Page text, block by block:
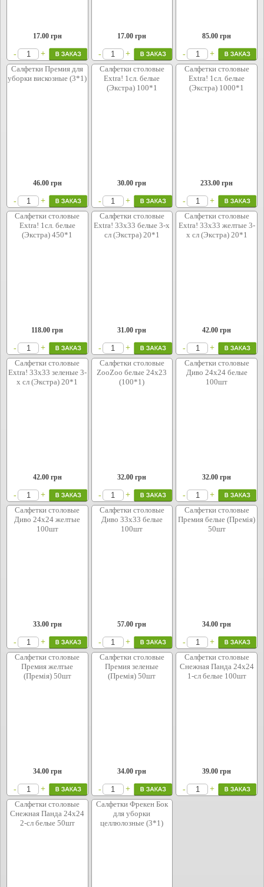
17.00грн
- +
17.00 грн
- +
85.00 грн
-
+
Салфетки Премия для
уборки вискозные (3*1)
46.00грн
- +
Салфетки столовые
Extra! 1сл. белые
(Экстра) 100*1
30.00 грн
- +
Салфетки столовые
Extra! 1сл. белые
(Экстра) 1000*1
233.00 грн
-
+
Салфетки столовые
Extra! 1сл. белые
(Экстра) 450*1
118.00 грн
- +
Салфетки столовые
Extra! 33х33 белые 3-х
сл (Экстра) 20*1
31.00 грн
- +
Салфетки столовые
Extra! 33х33 желтые 3-
х сл (Экстра) 20*1
42.00 грн
-
+
Салфетки столовые
Extra! 33х33 зеленые 3-
х сл (Экстра) 20*1
42.00грн
- +
Салфетки столовые
ZooZoo белые 24x23
(100*1)
32.00 грн
- +
Салфетки столовые
Диво 24х24 белые
100шт
32.00 грн
-
+
Салфетки столовые
Диво 24х24 желтые
100шт
33.00грн
- +
Салфетки столовые
Диво 33х33 белые
100шт
57.00 грн
- +
Салфетки столовые
Премия белые (Премія)
50шт
34.00 грн
-
+
Салфетки столовые
Премия желтые
(Премія) 50шт
34.00грн
- +
Салфетки столовые
Премия зеленые
(Премія) 50шт
34.00 грн
- +
Салфетки столовые
Снежная Панда 24х24
1-сл белые 100шт
39.00 грн
-
+
Салфетки столовые
Снежная Панда 24х24
2-сл белые 50шт
Салфетки Фрекен Бок
для уборки
целлюлозные (3*1)